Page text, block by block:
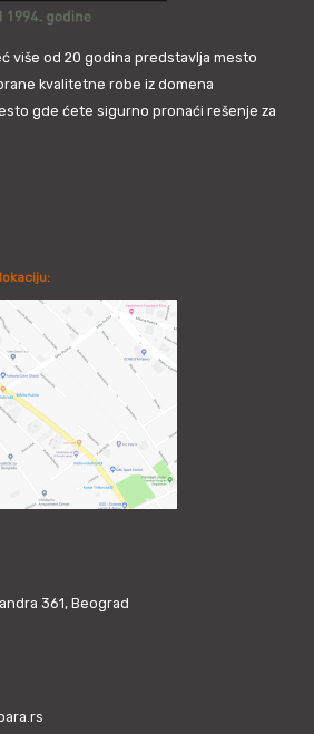
više od 20 godina predstavlja mesto
kvalitetne robe iz domena
gde ćete sigurno pronaći rešenje za
361, Beograd